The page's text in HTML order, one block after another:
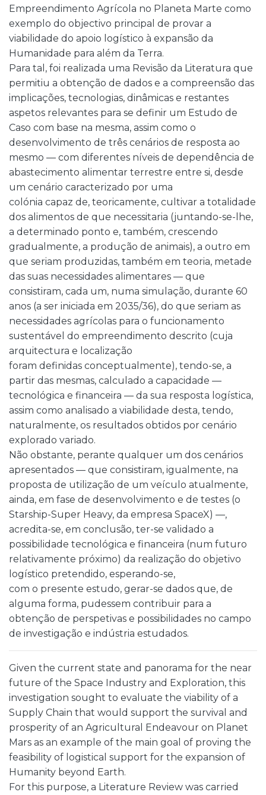
Empreendimento Agrícola no Planeta Marte como
exemplo do objectivo principal de provar a
viabilidade do apoio logístico à expansão da
Humanidade para além da Terra.
Para tal, foi realizada uma Revisão da Literatura que
permitiu a obtenção de dados e a compreensão das
implicações, tecnologias, dinâmicas e restantes
aspetos relevantes para se definir um Estudo de
Caso com base na mesma, assim como o
desenvolvimento de três cenários de resposta ao
mesmo — com diferentes níveis de dependência de
abastecimento alimentar terrestre entre si, desde
um cenário caracterizado por uma
colónia capaz de, teoricamente, cultivar a totalidade
dos alimentos de que necessitaria (juntando-se-lhe,
a determinado ponto e, também, crescendo
gradualmente, a produção de animais), a outro em
que seriam produzidas, também em teoria, metade
das suas necessidades alimentares — que
consistiram, cada um, numa simulação, durante 60
anos (a ser iniciada em 2035/36), do que seriam as
necessidades agrícolas para o funcionamento
sustentável do empreendimento descrito (cuja
arquitectura e localização
foram definidas conceptualmente), tendo-se, a
partir das mesmas, calculado a capacidade —
tecnológica e financeira — da sua resposta logística,
assim como analisado a viabilidade desta, tendo,
naturalmente, os resultados obtidos por cenário
explorado variado.
Não obstante, perante qualquer um dos cenários
apresentados — que consistiram, igualmente, na
proposta de utilização de um veículo atualmente,
ainda, em fase de desenvolvimento e de testes (o
Starship-Super Heavy, da empresa SpaceX) —,
acredita-se, em conclusão, ter-se validado a
possibilidade tecnológica e financeira (num futuro
relativamente próximo) da realização do objetivo
logístico pretendido, esperando-se,
com o presente estudo, gerar-se dados que, de
alguma forma, pudessem contribuir para a
obtenção de perspetivas e possibilidades no campo
de investigação e indústria estudados.
Given the current state and panorama for the near
future of the Space Industry and Exploration, this
investigation sought to evaluate the viability of a
Supply Chain that would support the survival and
prosperity of an Agricultural Endeavour on Planet
Mars as an example of the main goal of proving the
feasibility of logistical support for the expansion of
Humanity beyond Earth.
For this purpose, a Literature Review was carried